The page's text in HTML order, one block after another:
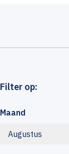
Filter op:
Maand
Augustus